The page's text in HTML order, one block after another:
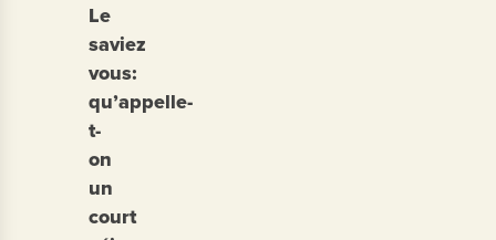
Le
saviez
vous:
qu’appelle-
t-
on
un
court